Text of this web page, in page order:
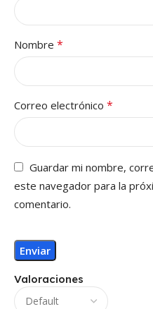
Valoraciones
Nombre *
Correo electrónico *
Guardar mi nombre,
este navegador para la
comentario.